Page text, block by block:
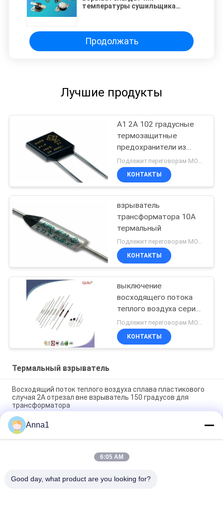
температуры сушильщика
Продолжать
Лучшие продукты
A1 2A 102 градусные
термозащитные
предохранители из
сплава
КОНТАКТЫ
взрыватель
трансформатора 10A
термальный
Подлежит переговорам MOQ:5000pcs
КОНТАКТЫ
выключение
восходящего потока
теплого воздуха серии
10A
Подлежит переговорам MOQ:5000pcs
КОНТАКТЫ
Термальный взрыватель
Восходящий поток теплого воздуха сплава пластикового
случая 2A отрезал вне взрыватель 150 градусов для
трансформатора
Восходящий поток теплого воздуха пластикового случая
150 градусов отрезал вне взрыватель для сплава
трансформатора 2A
GP 115C 3A 250Vac связи домашних электроприборов
Anna1
6:05 AM
Good day, what product are you looking for?